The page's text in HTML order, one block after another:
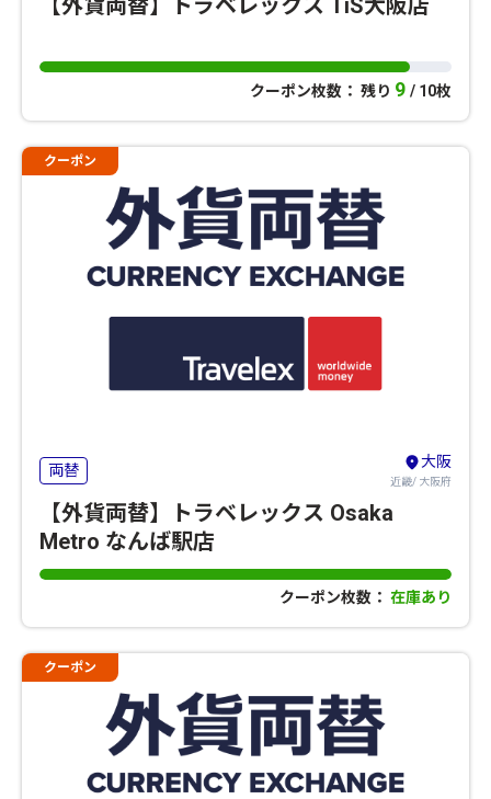
【外貨両替】トラベレックス TiS大阪店
クーポン枚数： 残り 9 / 10枚
クーポン
両替 大阪
近畿/ 大阪府
【外貨両替】トラベレックス Osaka
Metro なんば駅店
クーポン枚数： 在庫あり
クーポン